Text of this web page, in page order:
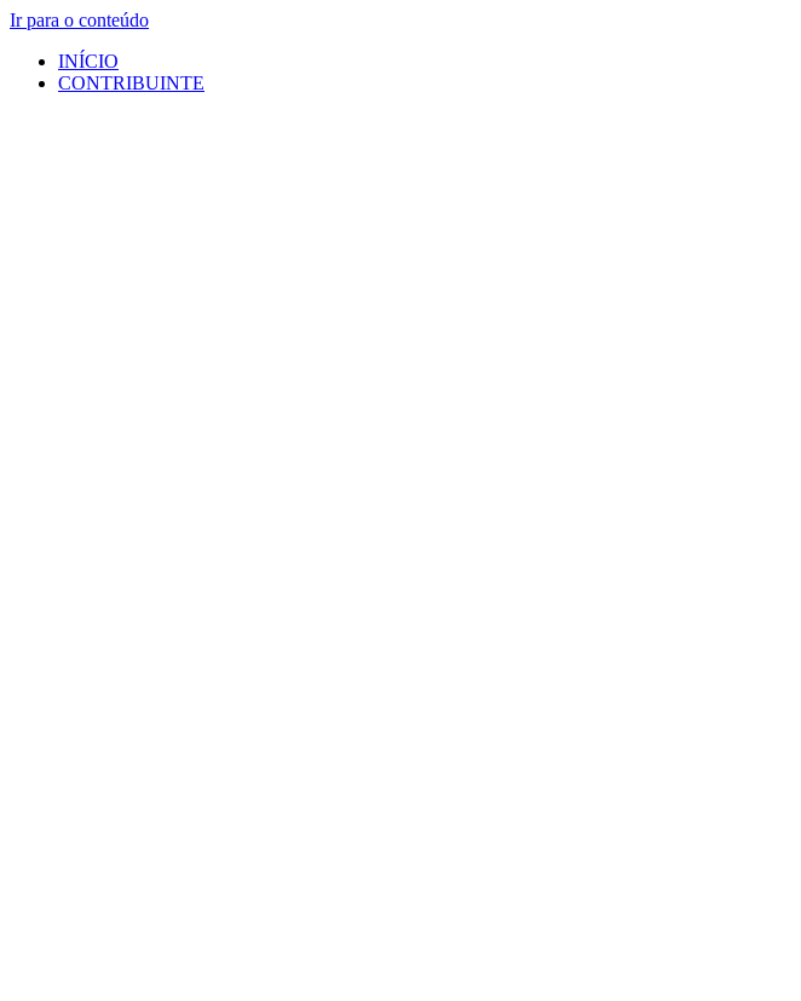
Ir para o conteúdo
INÍCIO
CONTRIBUINTE